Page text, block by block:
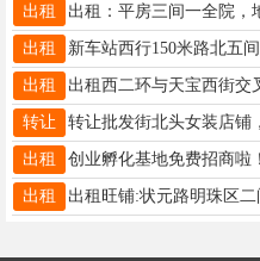
出租
出租 新车站西行150米路北五
出租
转让
出租
出租